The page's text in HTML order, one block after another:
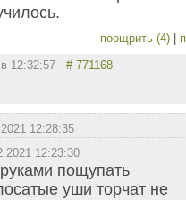
поощрить (4)
12:32:57 # 771168
12:28:35
12:23:30
пощупать
уши торчат не